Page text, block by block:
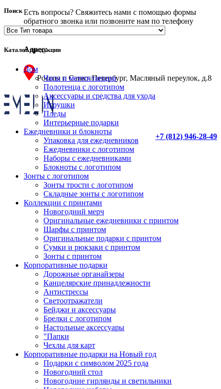
Есть вопросы? Свяжитесь нами с помощью формы
обратного звонка или позвоните нам по телефону
указанному выше.
Адрес:
Россия г. Санкт-Петербург, Масляный переулок, д.8
+7 (812) 946-28-49
Поиск
Каталог продукции
Дом
Часы и метеостанции
Полотенца с логотипом
Аксессуары и средства для ухода
Игрушки
Пледы
Интерьерные подарки
Ежедневники и блокноты
Упаковка для ежедневников
Ежедневники с логотипом
Наборы с ежедневниками
Блокноты с логотипом
Зонты с логотипом
Зонты трости с логотипом
Складные зонты с логотипом
Коллекции с принтами
Новогодний мерч
Оригинальные ежедневники с принтом
Шарфы с принтом
Оригинальные подарки с принтом
Сумки и рюкзаки с принтом
Зонты с принтом
Корпоративные подарки
Дорожные органайзеры
Канцелярские принадлежности
Антистрессы
Светоотражатели
Бейджи и аксессуары
Брелки с логотипом
Настольные аксессуары
"Папки
Чехлы для карт
Корпоративные подарки на Новый год
Подарки с символом 2025 года
Новогодний стол
Новогодние гирлянды и светильники